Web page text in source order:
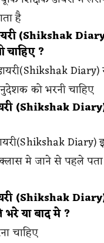
है
(Shikshak
चाहिए ?
को भरनी चाहिए
(Shikshak
Diary)
मे जाने से पहले
(Shikshak
या बाद मे ?
चाहिए